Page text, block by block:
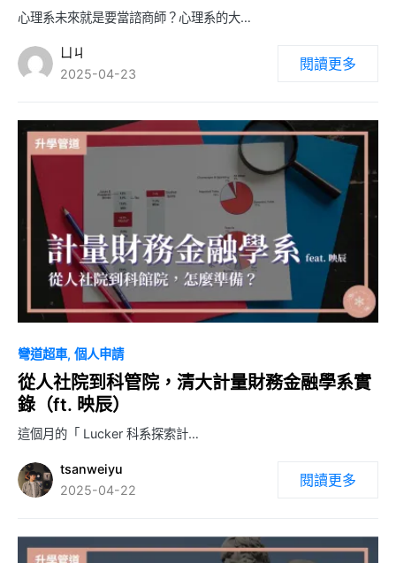
心理系未來就是要當諮商師？心理系的大…
ㄩㄐ
2025-04-23
閱讀更多
彎道超車 個人申請
從人社院到科管院，清大計量財務金融學系實
錄（ft. 映辰）
這個月的「 Lucker 科系探索計…
tsanweiyu
2025-04-22
閱讀更多